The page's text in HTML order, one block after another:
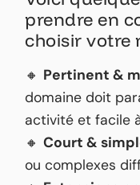
prendre en
choisir votre
🔸 Pertinent &
domaine doit
activité et facile
🔸Court &
ou complexes